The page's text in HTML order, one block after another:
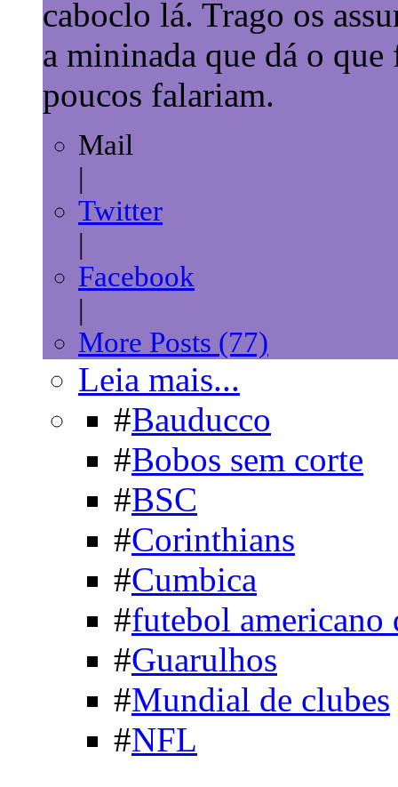
caboclo lá. Trago os
a mininada que dá o
poucos falariam.
Mail
|
Twitter
|
Facebook
|
More Posts (77)
Leia mais...
#Bauducco
#Bobos sem corte
#BSC
#Corinthians
#Cumbica
#futebol americano
#Guarulhos
#Mundial de clubes
#NFL